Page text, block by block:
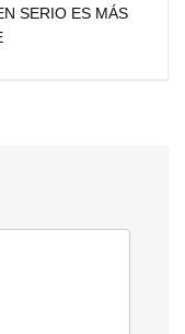
SERIO ES MÁS